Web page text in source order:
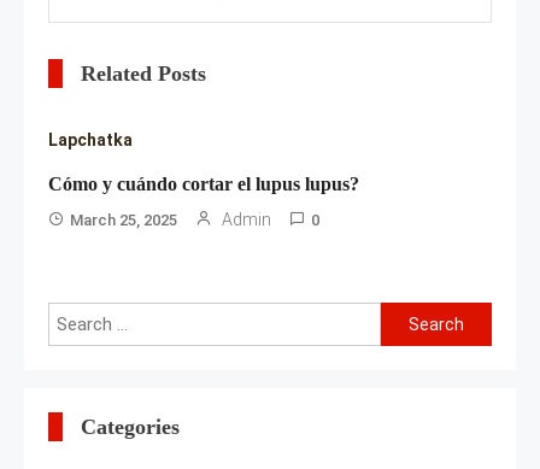
Related Posts
Lapchatka
Cómo y cuándo cortar el lupus lupus?
March 25, 2025 Admin 0
Search
for:
Categories